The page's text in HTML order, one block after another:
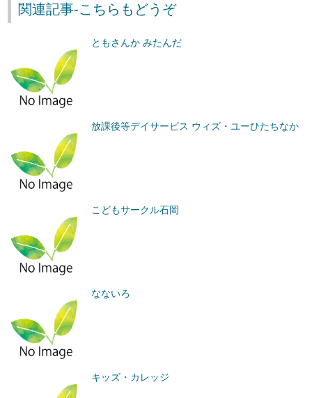
関連記事-こちらもどうぞ
ともさんか みたんだ
放課後等デイサービス ウィズ・ユーひたちなか
こどもサークル石岡
なないろ
キッズ・カレッジ